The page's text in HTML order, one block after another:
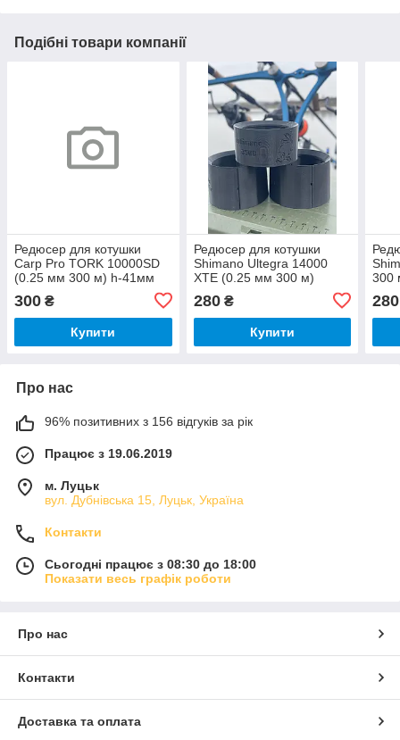
Подібні товари компанії
Редюсер для котушки
Carp Pro TORK 10000SD
(0.25 мм 300 м) h-41мм
300 ₴
Купити
Редюсер для котушки
Shimano Ultegra 14000
XTE (0.25 мм 300 м)
280₴
Купити
300
280
Про нас
96% позитивних з 156 відгуків за рік
Працює з 19.06.2019
м. Луцьк
вул. Дубнівська 15, Луцьк, Україна
Контакти
Сьогодні працює з 08:30 до 18:00
Показати весь графік роботи
Про нас
Контакти
Доставка та оплата